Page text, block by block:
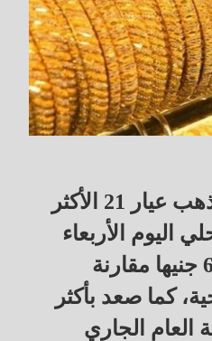
ارتفع سعر جرام الذهب عيار 21 الأكثر
اليوم الأربعاء
14 يناير 2026 بقيمة 60 جنيها مقارنة
كما صعد بأكثر
العام الجاري